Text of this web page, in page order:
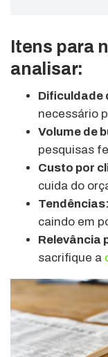
Itens para
analisar:
Dificuldade
necessário
Volume de
pesquisas
Custo por
cuida do
Tendências:
caindo em
Relevância
sacrifique a